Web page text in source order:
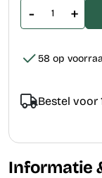
- +
58 op
Bestel voor
Informatie